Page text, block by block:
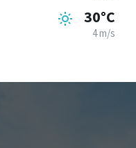
30°C
4 m/s